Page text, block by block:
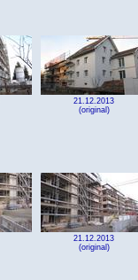
21.12.2013
(original)
21.12.2013
(original)